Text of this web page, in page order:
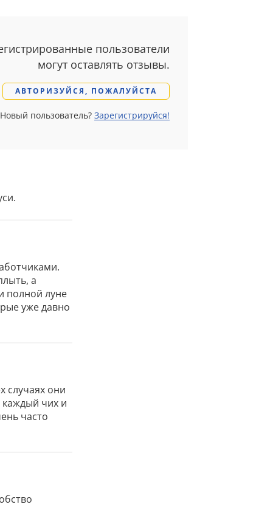
пользователи
могут оставлять отзывы.
АВТОРИЗУЙСЯ, ПОЖАЛУЙСТА
Новый пользователь? Зарегистрируйся!
а
полной луне
уже давно
случаях они
каждый чих и
часто